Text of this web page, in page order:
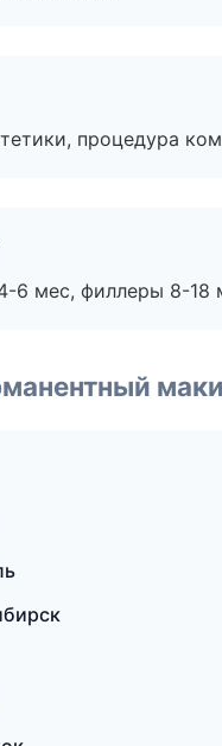
процедура
6 мес, филлеры 8-